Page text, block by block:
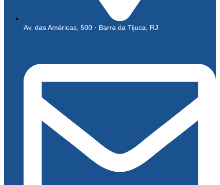
Av. das Américas, 500 · Barra da Tijuca, RJ